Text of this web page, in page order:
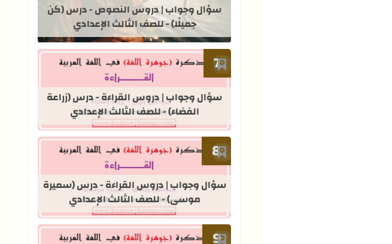
سؤال وجواب | دروس النصوص - درس (كن
جميلًا) - للصف الثالث الإعدادي
أضف إلى العلامات المرجعية
قراءة المزيد عن سؤال وجواب | دروس
سؤال وجواب | دروس القراءة - درس (زراعة
الفضاء) - للصف الثالث الإعدادي
أضف إلى العلامات المرجعية
قراءة المزيد عن سؤال وجواب |
سؤال وجواب | دروس القراءة - درس (سميرة
موسى) - للصف الثالث الإعدادي